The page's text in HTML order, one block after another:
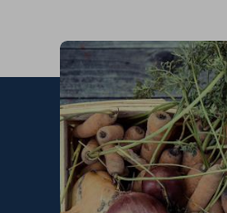
wassersparende
Abdeckung des
Beheizung von
Notwendigkeit
Freischaltung der